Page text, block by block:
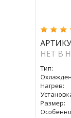
НЕТ В
Тип:
Нагрев:
Размер: